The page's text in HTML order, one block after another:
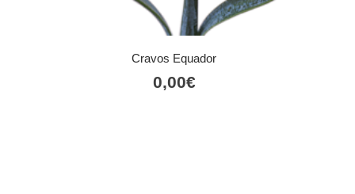
Cravos Equador
0,00€